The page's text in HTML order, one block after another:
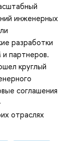
инженерных
разработки
партнеров.
круглый
соглашения
отраслях